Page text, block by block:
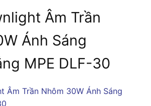
Âm Trần
Ánh Sáng
MPE DLF-30